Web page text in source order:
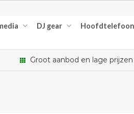
DJ gear
Groot aanbod en lage prijzen